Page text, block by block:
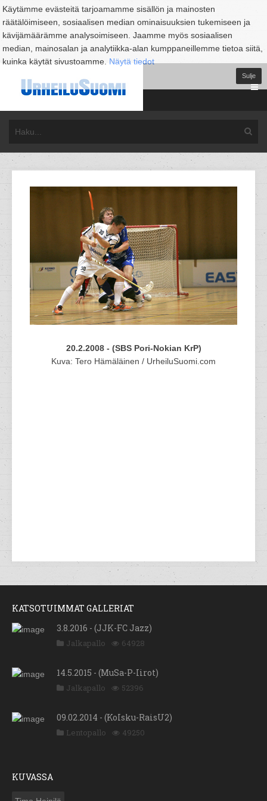
Käytämme evästeitä tarjoamamme sisällön ja mainosten
räätälöimiseen, sosiaalisen median ominaisuuksien tukemiseen ja
kävijämäärämme analysoimiseen. Jaamme myös sosiaalisen
median, mainosalan ja analytiikka-alan kumppaneillemme tietoa siitä,
kuinka käytät sivustoamme. Näytä tiedot
Sulje
20.2.2008 - (SBS Pori-Nokian KrP)
Kuva: Tero Hämäläinen / UrheiluSuomi.com
KATSOTUIMMAT GALLERIAT
3.8.2016 - (JJK-FC Jazz)
Jalkapallo 64928
14.5.2015 - (MuSa-P-Iirot)
Jalkapallo 52396
09.02.2014 - (KoIsku-RaisU2)
Lentopallo 49250
KUVASSA